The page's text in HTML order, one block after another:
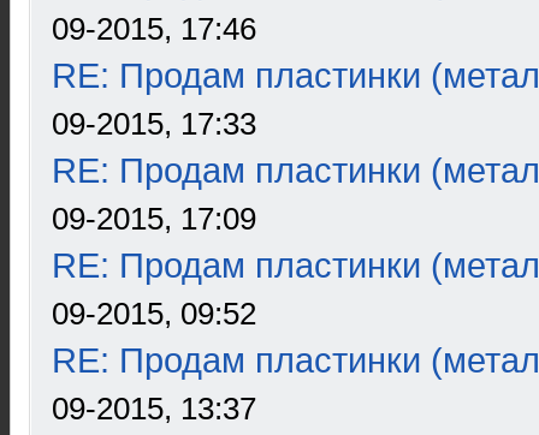
09-2015, 17:46
RE: Продам пластинки
09-2015, 17:33
RE: Продам пластинки
09-2015, 17:09
RE: Продам пластинки
09-2015, 09:52
RE: Продам пластинки
09-2015, 13:37